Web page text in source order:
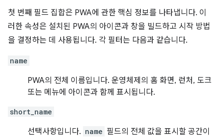
첫 번째 필드 집합은 PWA에 관한 핵심 정보를 나타냅니다. 이
러한 속성은 설치된 PWA의 아이콘과 창을 빌드하고 시작 방법
을 결정하는 데 사용됩니다. 각 필터는 다음과 같습니다.
name
PWA의 전체 이름입니다. 운영체제의 홈 화면, 런처, 도크
또는 메뉴에 아이콘과 함께 표시됩니다.
short_name
선택사항입니다. name 필드의 전체 값을 표시할 공간이